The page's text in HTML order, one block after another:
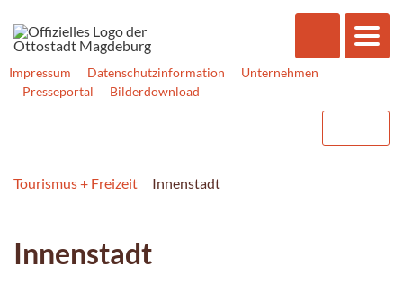
Impressum Datenschutzinformation
Unternehmen
Presseportal
Bilderdownload
Tourismus + Freizeit Innenstadt
Innenstadt